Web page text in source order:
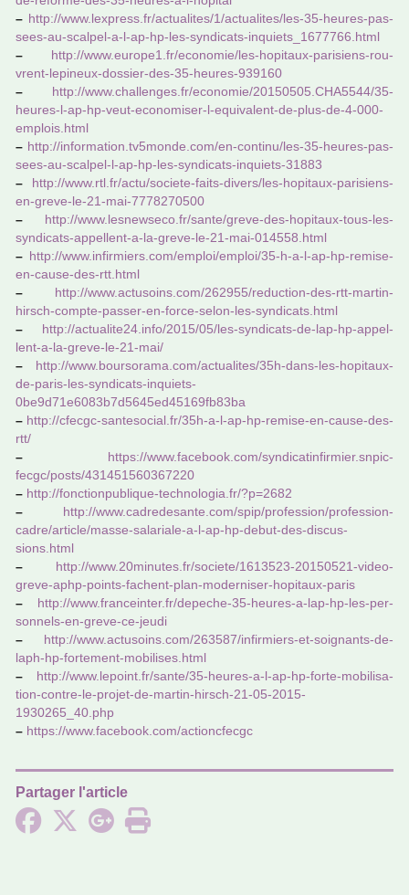
– http://www.lex­press.fr/actua­li­tes/1/actua­li­tes/les-35-heures-pas­
sees-au-scal­pel-a-l-ap-hp-les-syn­di­cats-inquiets_1677766.html
–
http://www.euro­pe1.fr/eco­no­mie/les-hopi­taux-pari­siens-rou­
vrent-lepi­neux-dos­sier-des-35-heures-939160
–
http://www.chal­len­ges.fr/eco­no­mie/20150505.CHA5544/35-
heures-l-ap-hp-veut-eco­no­mi­ser-l-equi­va­lent-de-plus-de-4-000-
emplois.html
– http://infor­ma­tion.tv5­monde.com/en-continu/les-35-heures-pas­
sees-au-scal­pel-l-ap-hp-les-syn­di­cats-inquiets-31883
–
http://www.rtl.fr/actu/societe-faits-divers/les-hopi­taux-pari­siens-
en-greve-le-21-mai-7778270500
–
http://www.les­new­seco.fr/sante/greve-des-hopi­taux-tous-les-
syn­di­cats-appel­lent-a-la-greve-le-21-mai-014558.html
– http://www.infir­miers.com/emploi/emploi/35-h-a-l-ap-hp-remise-
en-cause-des-rtt.html
–
http://www.actu­soins.com/262955/reduc­tion-des-rtt-martin-
hirsch-compte-passer-en-force-selon-les-syn­di­cats.html
–
http://actua­li­te24.info/2015/05/les-syn­di­cats-de-lap-hp-appel­
lent-a-la-greve-le-21-mai/
–
http://www.bour­so­rama.com/actua­li­tes/35h-dans-les-hopi­taux-
de-paris-les-syn­di­cats-inquiets-
0be9d71e6083b7d5645ed45169fb83ba
– http://cfecgc-san­te­so­cial.fr/35h-a-l-ap-hp-remise-en-cause-des-
rtt/
–
https://www.face­book.com/syn­di­ca­tin­fir­mier.snpic­
fecgc/posts/431451560367220
– http://fonc­tion­pu­bli­que-tech­no­lo­gia.fr/?p=2682
–
http://www.cadre­de­sante.com/spip/pro­fes­sion/pro­fes­sion-
cadre/arti­cle/masse-sala­riale-a-l-ap-hp-debut-des-dis­cus­
sions.html
–
http://www.20mi­nu­tes.fr/societe/1613523-20150521-video-
greve-aphp-points-fachent-plan-moder­ni­ser-hopi­taux-paris
–
http://www.fran­cein­ter.fr/depe­che-35-heures-a-lap-hp-les-per­
son­nels-en-greve-ce-jeudi
–
http://www.actu­soins.com/263587/infir­miers-et-soi­gnants-de-
laph-hp-for­te­ment-mobi­li­ses.html
–
http://www.lepoint.fr/sante/35-heures-a-l-ap-hp-forte-mobi­li­sa­
tion-contre-le-projet-de-martin-hirsch-21-05-2015-
1930265_40.php
– https://www.face­book.com/actionc­fecgc
Partager l'article